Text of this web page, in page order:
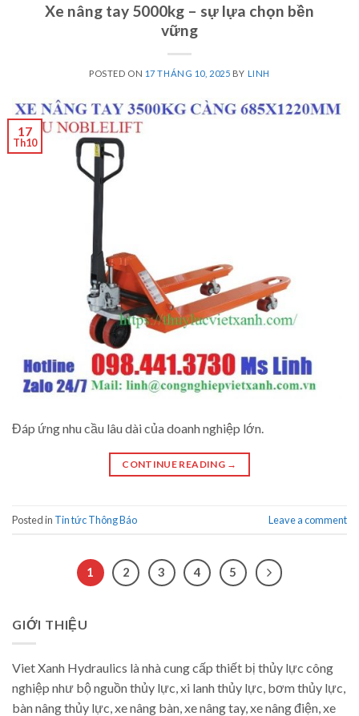
Xe nâng tay 5000kg – sự lựa chọn bền
vững
POSTED ON 17 THÁNG 10, 2025 BY LINH
17
Th10
Đáp ứng nhu cầu lâu dài của doanh nghiệp lớn.
CONTINUE READING →
Posted in Tin tức Thông Báo Leave a comment
1 2 3 4 5
GIỚI THIỆU
Viet Xanh Hydraulics là nhà cung cấp thiết bị thủy lực công
nghiệp như bộ nguồn thủy lực, xi lanh thủy lực, bơm thủy lực,
bàn nâng thủy lực, xe nâng bàn, xe nâng tay, xe nâng điện, xe